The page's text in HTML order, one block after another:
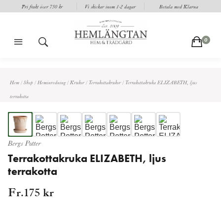
Fri frakt över 750 kr Vi skickar inom 1-2 dagar Betala med Klarna
m s c 0
Hem / Shop / Heminredning/ Krukor/ Terrakottakrukor/ Terrakottakruka ELIZABETH, ljus
terrakotta
Bergs Potter
Terrakottakruka ELIZABETH, ljus
terrakotta
Fr.175 kr